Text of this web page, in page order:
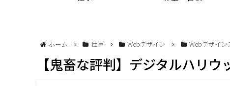
ホーム 仕事 Webデザイン Webデザイン
【鬼畜な評判】デジタルハリ